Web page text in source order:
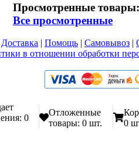
Просмотренные товары:
Все просмотренные
Доставка | Помощь | Самовывоз |
в отношении обработки
0
Отложенные
товары: 0 шт.
0